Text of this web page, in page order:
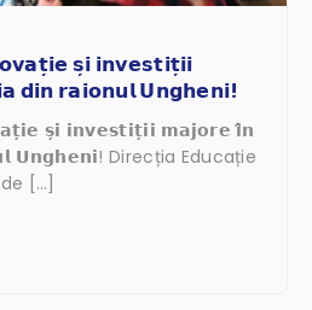
𝘀̦𝗶 𝗶𝗻𝘃𝗲𝘀𝘁𝗶𝘁̦𝗶𝗶
𝗱𝗶𝗻 𝗿𝗮𝗶𝗼𝗻𝘂𝗹 𝗨𝗻𝗴𝗵𝗲𝗻𝗶!
𝘀̦𝗶 𝗶𝗻𝘃𝗲𝘀𝘁𝗶𝘁̦𝗶𝗶 𝗺𝗮𝗷𝗼𝗿𝗲 𝗶̂𝗻
𝗨𝗻𝗴𝗵𝗲𝗻𝗶! Direcția Educație
[…]